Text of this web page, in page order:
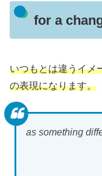
for a
いつもとは違うイメ
の表現になります。
as something